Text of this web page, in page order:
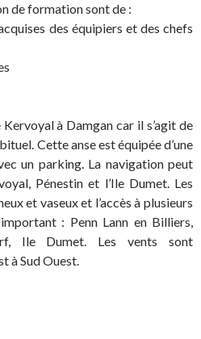
de formation sont de :
des équipiers et des chefs
à Damgan car il s’agit de
Cette anse est équipée d’une
un parking. La navigation peut
Pénestin et l’Ile Dumet. Les
et vaseux et l’accès à plusieurs
: Penn Lann en Billiers,
Ile Dumet. Les vents sont
à Sud Ouest.